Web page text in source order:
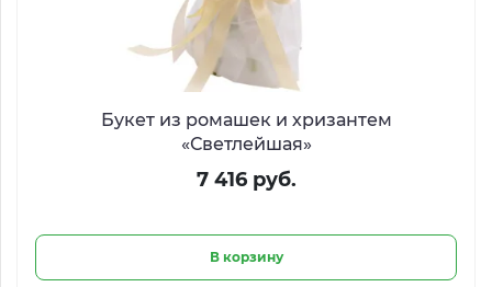
Букет из ромашек и хризантем
«Светлейшая»
7 416 руб.
В корзину